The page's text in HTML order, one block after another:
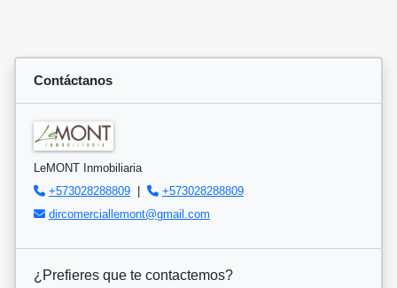
Contáctanos
LeMONT Inmobiliaria
+573028288809 |
+573028288809
dircomerciallemont@gmail.com
¿Prefieres que te contactemos?